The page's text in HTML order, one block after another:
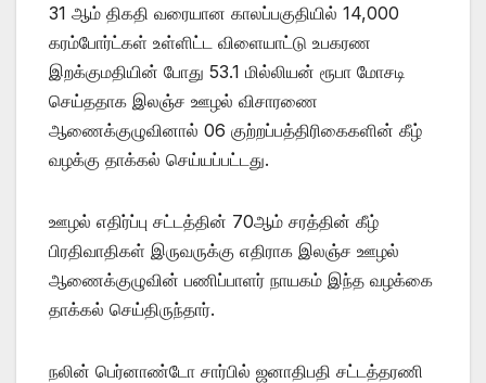
31 ஆம் திகதி வரையான காலப்பகுதியில் 14,000
கரம்போர்ட்கள் உள்ளிட்ட விளையாட்டு உபகரண
இறக்குமதியின் போது 53.1 மில்லியன் ரூபா மோசடி
செய்ததாக இலஞ்ச ஊழல் விசாரணை
ஆணைக்குழுவினால் 06 குற்றப்பத்திரிகைகளின் கீழ்
வழக்கு தாக்கல் செய்யப்பட்டது.
ஊழல் எதிர்ப்பு சட்டத்தின் 70ஆம் சரத்தின் கீழ்
பிரதிவாதிகள் இருவருக்கு எதிராக இலஞ்ச ஊழல்
ஆணைக்குழுவின் பணிப்பாளர் நாயகம் இந்த வழக்கை
தாக்கல் செய்திருந்தார்.
நலின் பெர்னாண்டோ சார்பில் ஜனாதிபதி சட்டத்தரணி